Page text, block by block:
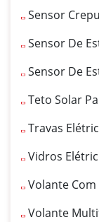
Sensor
Sensor De
Sensor De
Teto Solar
Travas
Vidros
Volante
Volante